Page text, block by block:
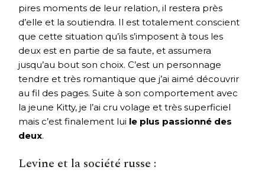
pires moments de leur relation, il restera près
d’elle et la soutiendra. Il est totalement conscient
que cette situation qu’ils s’imposent à tous les
deux est en partie de sa faute, et assumera
jusqu’au bout son choix. C’est un personnage
tendre et très romantique que j’ai aimé découvrir
au fil des pages. Suite à son comportement avec
la jeune Kitty, je l’ai cru volage et très superficiel
mais c’est finalement lui le plus passionné des
deux.
Levine et la société russe :